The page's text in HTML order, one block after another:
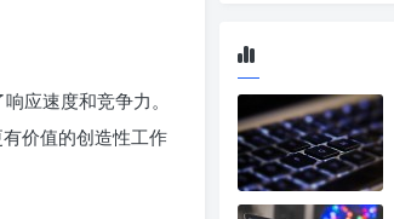
应速度和竞争力。
价值的创造性工作